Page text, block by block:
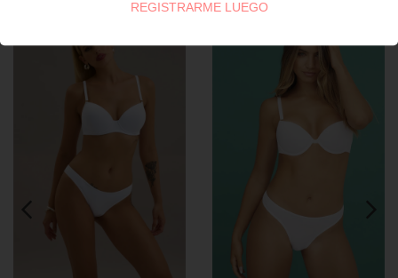
REGISTRARME LUEGO